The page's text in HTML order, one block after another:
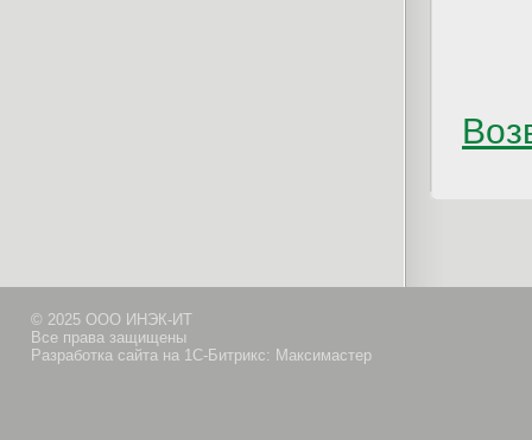
© 2025 ООО ИНЭК-ИТ
Все права защищены
Разработка сайта на 1С-Битрикс: Максимастер